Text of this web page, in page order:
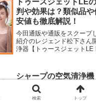
い情報がラジオ...
トゥースジェットLE
判や効果は？類似品
安値も徹底解説！
今田通販や通販をスクープ
紹介のレジェンド松下さん
浄器【トゥースジェットLE
す。マスク生活も終わった
であまり気にして...
シャープの空気清浄
G50」はお手入れは簡
評判からわかったこと
検索 トップ